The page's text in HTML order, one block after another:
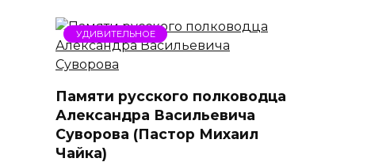
УДИВИТЕЛЬНОЕ
Памяти русского полководца
Александра Васильевича
Суворова (Пастор Михаил
Чайка)